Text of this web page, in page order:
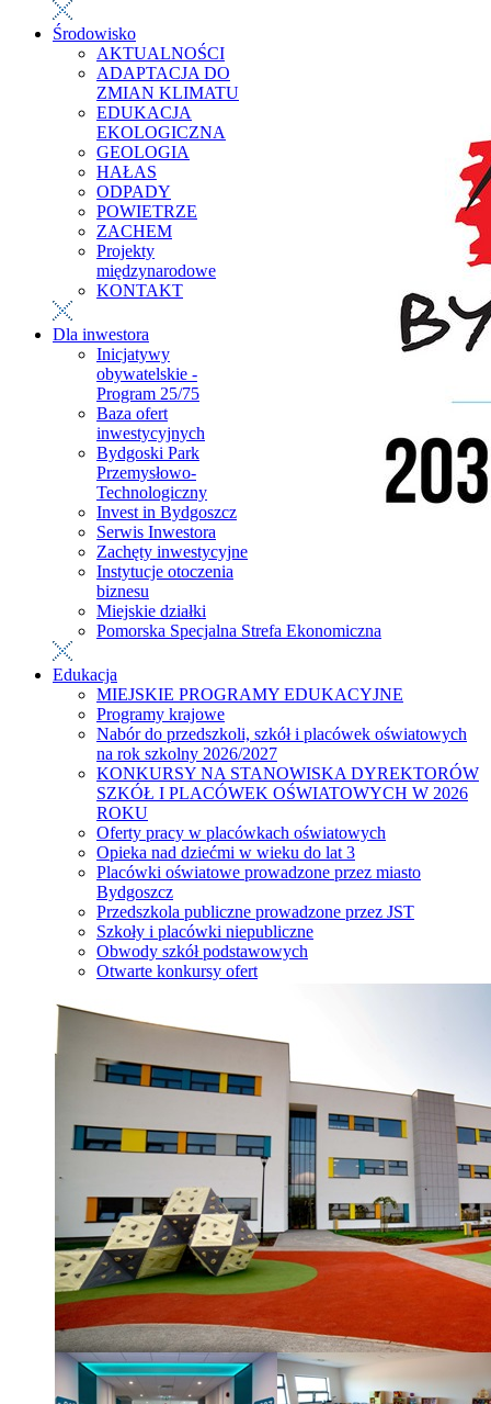
Środowisko
AKTUALNOŚCI
ADAPTACJA DO
ZMIAN KLIMATU
EDUKACJA
EKOLOGICZNA
GEOLOGIA
HAŁAS
ODPADY
POWIETRZE
ZACHEM
Projekty
międzynarodowe
KONTAKT
Dla inwestora
Inicjatywy
obywatelskie -
Program 25/75
Baza ofert
inwestycyjnych
Bydgoski Park
Przemysłowo-
Technologiczny
Invest in Bydgoszcz
Serwis Inwestora
Zachęty inwestycyjne
Instytucje otoczenia
biznesu
Miejskie działki
Pomorska Specjalna Strefa Ekonomiczna
Edukacja
MIEJSKIE PROGRAMY EDUKACYJNE
Programy krajowe
Nabór do przedszkoli, szkół i placówek oświatowych
na rok szkolny 2026/2027
KONKURSY NA STANOWISKA DYREKTORÓW
SZKÓŁ I PLACÓWEK OŚWIATOWYCH W 2026
ROKU
Oferty pracy w placówkach oświatowych
Opieka nad dziećmi w wieku do lat 3
Placówki oświatowe prowadzone przez miasto
Bydgoszcz
Przedszkola publiczne prowadzone przez JST
Szkoły i placówki niepubliczne
Obwody szkół podstawowych
Otwarte konkursy ofert